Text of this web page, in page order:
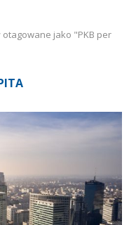
otagowane jako "PKB per